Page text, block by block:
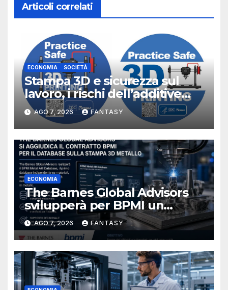
Articoli correlati
ECONOMIA SOCIETÀ
Stampa 3D e sicurezza sul
lavoro, i rischi dell’additive
manufacturing secondo
NIOSH
AGO 7, 2026 FANTASY
ECONOMIA
The Barnes Global Advisors
svilupperà per BPMI un
database per la stampa 3D
metallica destinata alla filiera
navale statunitense
AGO 7, 2026 FANTASY